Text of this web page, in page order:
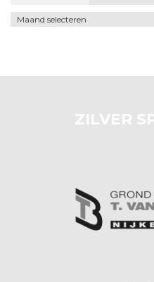
Archief
ZILVER